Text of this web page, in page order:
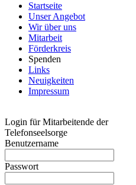
Startseite
Unser Angebot
Wir über uns
Mitarbeit
Förderkreis
Spenden
Links
Neuigkeiten
Impressum
Login für Mitarbeitende der
Telefonseelsorge
Benutzername
Passwort